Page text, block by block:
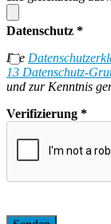
Datenschutz *
Die
13 Datenschutz-
und zur Kenntnis
Verifizierung *